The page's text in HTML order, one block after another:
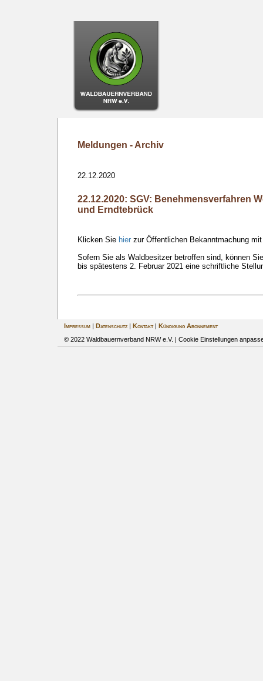
Meldungen - Archiv
22.12.2020
22.12.2020: SGV: Benehmensverfahren
und Erndtebrück
Klicken Sie hier zur Öffentlichen Bekanntmachung
Sofern Sie als Waldbesitzer betroffen sind, können
bis spätestens 2. Februar 2021 eine schriftliche
Impressum| Datenschutz| Kontakt|
Kündigung Abonnement
© 2022 Waldbauernverband NRW e.V. | Cookie Einstellungen